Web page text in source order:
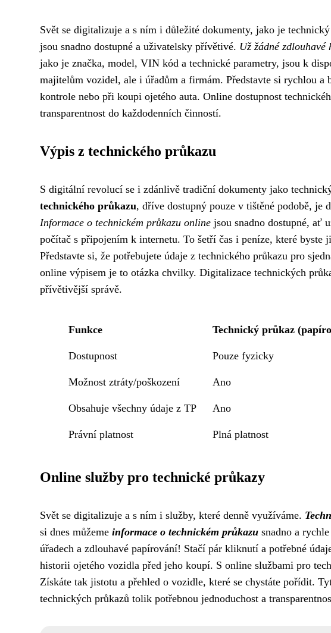
Svět se digitalizuje a s ním i důležité dokumenty, jako je
jsou snadno dostupné a uživatelsky přívětivé. Už žádné
jako je značka, model, VIN kód a technické parametry, jsou k
majitelům vozidel, ale i úřadům a firmám. Představte si rychlou
kontrole nebo při koupi ojetého auta. Online dostupnost
transparentnost do každodenních činností.
Výpis z technického průkazu
S digitální revolucí se i zdánlivě tradiční dokumenty jako
technického průkazu, dříve dostupný pouze v tištěné podobě, je
Informace o technickém průkazu online jsou snadno dostupné, ať
počítač s připojením k internetu. To šetří čas i peníze, které byste
Představte si, že potřebujete údaje z technického průkazu pro
online výpisem je to otázka chvilky. Digitalizace technických
přívětivější správě.
Funkce Technický průkaz
Dostupnost Pouze fyzicky
Možnost ztráty/poškození Ano
Obsahuje všechny údaje z TP Ano
Právní platnost Plná platnost
Online služby pro technické průkazy
Svět se digitalizuje a s ním i služby, které denně využíváme.
si dnes můžeme informace o technickém průkazu snadno a
úřadech a zdlouhavé papírování! Stačí pár kliknutí a potřebné
historii ojetého vozidla před jeho koupí. S online službami pro
Získáte tak jistotu a přehled o vozidle, které se chystáte pořídit.
technických průkazů tolik potřebnou jednoduchost a